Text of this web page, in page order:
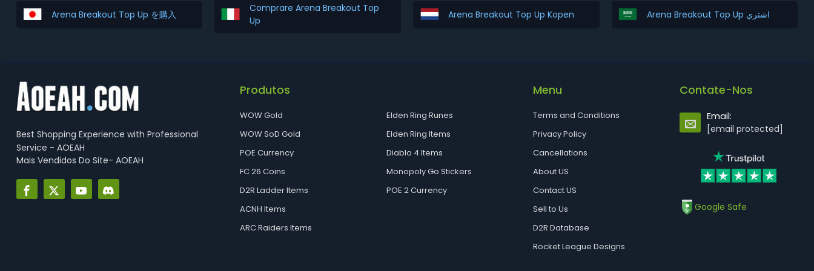
Arena Breakout Top Up を購入
Comprare Arena Breakout Top
Up
Arena Breakout Top Up Kopen Arena Breakout Top Up اشتري
Best Shopping Experience with Professional
Service - AOEAH
Mais Vendidos Do Site- AOEAH
Produtos
WOW Gold
WOW SoD Gold
POE Currency
FC 26 Coins
D2R Ladder Items
ACNH Items
ARC Raiders Items
Elden Ring Runes
Elden Ring Items
Diablo 4 Items
Monopoly Go Stickers
POE 2 Currency
Menu
Terms and Conditions
Privacy Policy
Cancellations
About US
Contact US
Sell to Us
D2R Database
Rocket League Designs
Contate-Nos
Email:
[email protected]
Google Safe